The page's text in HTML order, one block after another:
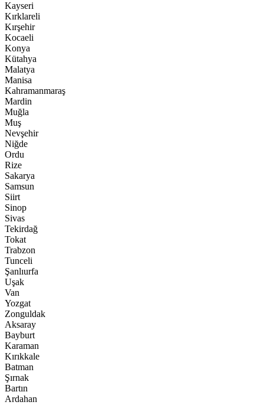
Kayseri
Kırklareli
Kırşehir
Kocaeli
Konya
Kütahya
Malatya
Manisa
Kahramanmaraş
Mardin
Muğla
Muş
Nevşehir
Niğde
Ordu
Rize
Sakarya
Samsun
Siirt
Sinop
Sivas
Tekirdağ
Tokat
Trabzon
Tunceli
Şanlıurfa
Uşak
Van
Yozgat
Zonguldak
Aksaray
Bayburt
Karaman
Kırıkkale
Batman
Şırnak
Bartın
Ardahan